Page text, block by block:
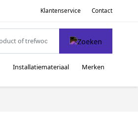
Klantenservice Contact
Installatiemateriaal Merken